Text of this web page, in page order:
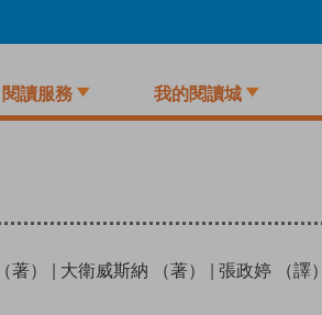
閱讀服務 我的閱讀城
） | 大衛威斯納 （著） | 張政婷 （譯）